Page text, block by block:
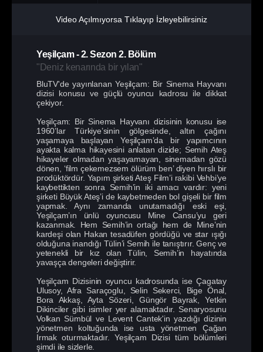
Video Açılmıyorsa Tıklayıp İzleyebilirsiniz
Yeşilçam-2. Sezon 2. Bölüm
"Deniz kenarında bir yılan"
BluTV'de yayınlanan Yeşilçam: Bir Sinema Hayvanı
dizisi konusu ve güçlü oyuncu kadrosu ile dikkat
çekiyor.
Yeşilçam: Bir Sinema Hayvanı dizisinin konusu ise
1960’lar Türkiye’sinin gölgesinde, altın çağını
yaşamaya başlayan Yeşilçam’da bir yapımcının
ayakta kalma hikayesini anlatan dizide; Semih Ateş
hikayeler olmadan yaşayamayan, sinemadan gözü
dönen, ‘film çekemezsem ölürüm ben’ diyen hırslı bir
prodüktördür. Yapım şirketi Ateş Film’i rakibi Vehbi’ye
kaybettikten sonra Semih’in iki amacı vardır: yeni
şirketi Büyük Ateş’i de kaybetmeden bol gişeli bir film
yapmak. Aynı zamanda unutamadığı eski eşi,
Yeşilçam’ın ünlü oyuncusu Mine Cansu’yu geri
kazanmak. Hem Semih’in ortağı hem de Mine’nin
kardeşi olan Hakan tesadüfen gördüğü ve star ışığı
olduğuna inandığı Tülin’i Semih ile tanıştırır. Genç ve
yetenekli bir kız olan Tülin, Semih’in hayatında
yavaşça dengeleri değiştirir.
Yeşilçam Dizisinin oyuncu kadrosunda ise Çagatay
Ulusoy, Afra Saraçoglu, Selin Sekerci, Bige Önal,
Bora Akkaş, Ayta Sözeri, Güngör Bayrak, Yetkin
Dikinciler gibi isimler yer alamaktadır. Senaryosunu
Volkan Sümbül ve Levent Cantek'in yazdığı dizinin
yönetmen koltuğunda ise usta yönetmen Çağan
Irmak oturmaktadır. Yeşilçam Dizisi tüm bölümleri
şimdi ile sizlerle.